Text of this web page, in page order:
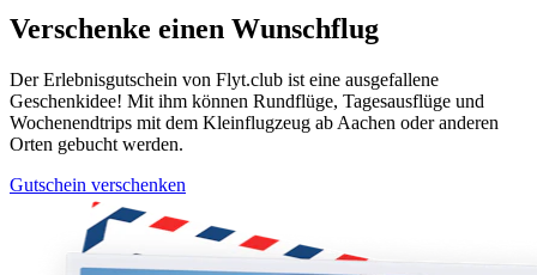
Verschenke einen Wunschflug
Der Erlebnisgutschein von Flyt.club ist eine ausgefallene
Geschenkidee! Mit ihm können Rundflüge, Tagesausflüge und
Wochenendtrips mit dem Kleinflugzeug ab Aachen oder anderen
Orten gebucht werden.
Gutschein verschenken